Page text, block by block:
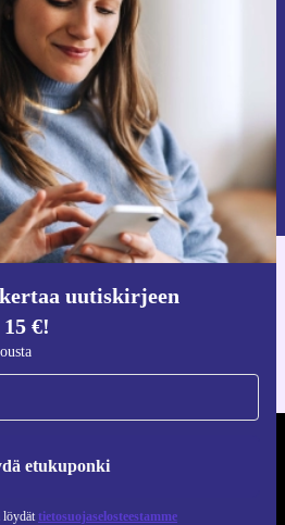
uutiskirjeen
€!
etukuponki
löydät tietosuojaselosteestamme
ja säästä 15 €!
enää yhtäkään tarjousta.
etukuponki
löydättietosuojaselosteestamme.
ja Androidille